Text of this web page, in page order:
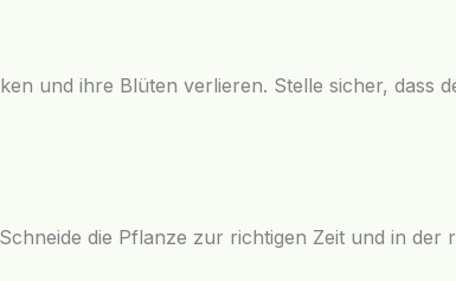
und ihre Blüten verlieren. Stelle sicher, dass
die Pflanze zur richtigen Zeit und in der